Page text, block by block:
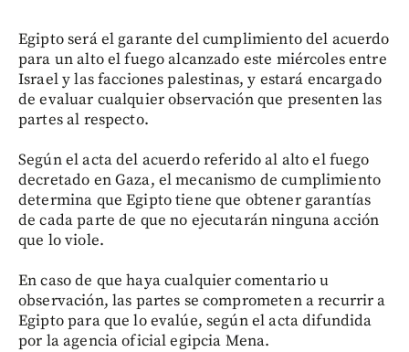
Egipto será el garante del cumplimiento del acuerdo
para un alto el fuego alcanzado este miércoles entre
Israel y las facciones palestinas, y estará encargado
de evaluar cualquier observación que presenten las
partes al respecto.
Según el acta del acuerdo referido al alto el fuego
decretado en Gaza, el mecanismo de cumplimiento
determina que Egipto tiene que obtener garantías
de cada parte de que no ejecutarán ninguna acción
que lo viole.
En caso de que haya cualquier comentario u
observación, las partes se comprometen a recurrir a
Egipto para que lo evalúe, según el acta difundida
por la agencia oficial egipcia Mena.